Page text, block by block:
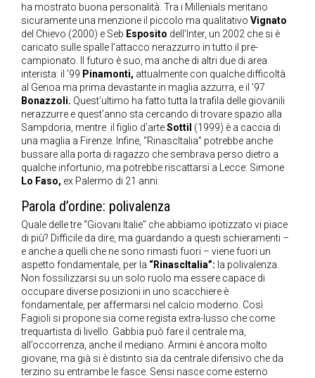
ha mostrato buona personalità. Tra i Millenials meritano
sicuramente una menzione il piccolo ma qualitativo Vignato
del Chievo (2000) e Seb Esposito dell’Inter, un 2002 che si è
caricato sulle spalle l’attacco nerazzurro in tutto il pre-
campionato. Il futuro è suo, ma anche di altri due di area
interista: il ’99 Pinamonti, attualmente con qualche difficoltà
al Genoa ma prima devastante in maglia azzurra, e il ’97
Bonazzoli. Quest’ultimo ha fatto tutta la trafila delle giovanili
nerazzurre e quest’anno sta cercando di trovare spazio alla
Sampdoria, mentre il figlio d’arteSottil (1999) è a caccia di
una maglia a Firenze. Infine, “RinascItalia” potrebbe anche
bussare alla porta di ragazzo che sembrava perso dietro a
qualche infortunio, ma potrebbe riscattarsi a Lecce: Simone
Lo Faso, ex Palermo di 21 anni.
Parola d’ordine: polivalenza
Quale delle tre “Giovani Italie” che abbiamo ipotizzato vi piace
di più? Difficile da dire, ma guardando a questi schieramenti –
e anche a quelli che ne sono rimasti fuori – viene fuori un
aspetto fondamentale, per la “RinascItalia”: la polivalenza.
Non fossilizzarsi su un solo ruolo ma essere capace di
occupare diverse posizioni in uno scacchiere è
fondamentale, per affermarsi nel calcio moderno. Così
Fagioli si propone sia come regista extra-lusso che come
trequartista di livello. Gabbia può fare il centrale ma,
all’occorrenza, anche il mediano. Armini è ancora molto
giovane, ma già si è distinto sia da centrale difensivo che da
terzino su entrambe le fasce. Sensi nasce come esterno